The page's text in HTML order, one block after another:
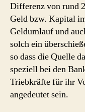
Differenz von rund
Geld bzw. Kapital
Geldumlauf und
solch ein
so dass die Quelle
speziell bei den
Triebkräfte für ihr
angedeutet sein.